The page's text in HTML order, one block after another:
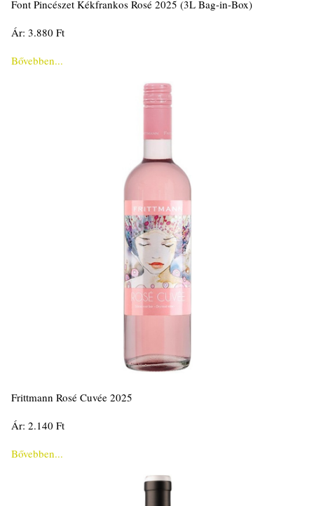
Font Pincészet Kékfrankos Rosé 2025 (3L Bag-in-Box)
Ár: 3.880 Ft
Bővebben...
Frittmann Rosé Cuvée 2025
Ár: 2.140 Ft
Bővebben...